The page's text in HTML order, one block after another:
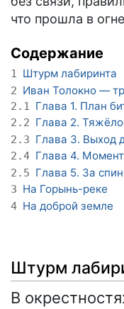
что прошла в
Содержание
1 Штурм лабиринта
2 Иван Толокно —
2.1 Глава 1. План
2.2 Глава 2.
2.3 Глава 3. Выход
2.4 Глава 4.
2.5 Глава 5. За
3 На Горынь-реке
4 На доброй земле
Штурм
В